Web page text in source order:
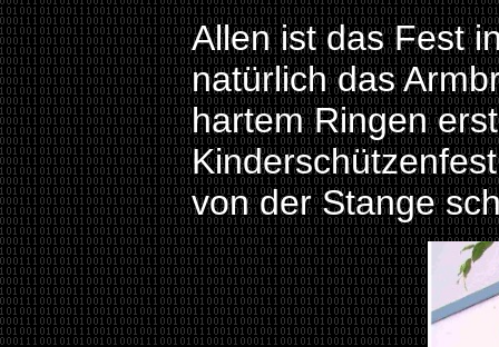
Allen ist das Fest
natürlich das
hartem Ringen
von der Stange